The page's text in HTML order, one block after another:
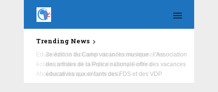
Trending News
Education : la fédération de la Russie rénove les
écoles primaire et collège du Camp Général
Aboubacar Sangoulé Lamizana